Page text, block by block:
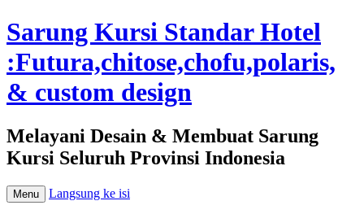
Sarung Kursi Standar Hotel
:Futura,chitose,chofu,polaris,
& custom design
Melayani Desain & Membuat Sarung
Kursi Seluruh Provinsi Indonesia
Menu Langsung ke isi